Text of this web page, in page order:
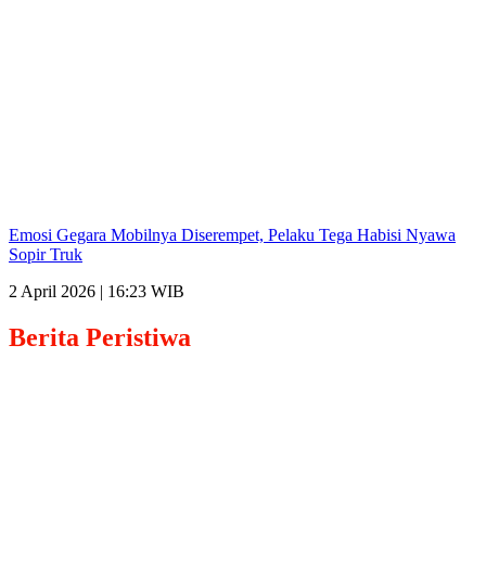
Emosi Gegara Mobilnya Diserempet, Pelaku Tega Habisi Nyawa
Sopir Truk
2 April 2026 | 16:23 WIB
Berita Peristiwa